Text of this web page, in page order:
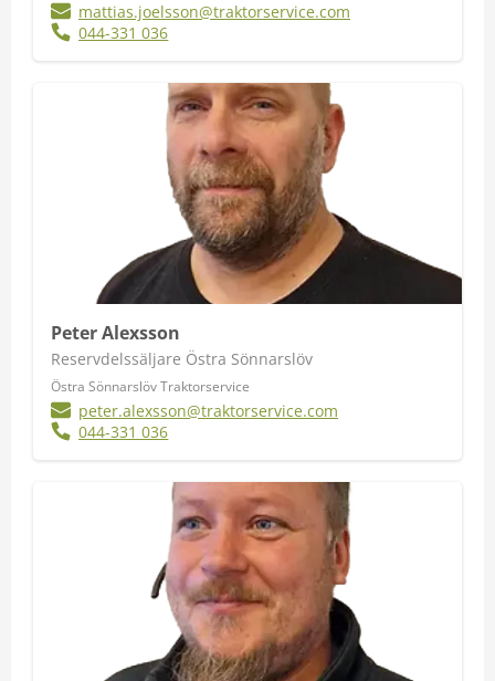
mattias.joelsson@traktorservice.com
044-331 036
Peter Alexsson
Reservdelssäljare Östra Sönnarslöv
Östra Sönnarslöv Traktorservice
peter.alexsson@traktorservice.com
044-331 036